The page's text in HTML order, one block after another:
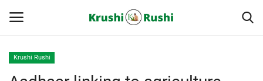
Krushi Rushi